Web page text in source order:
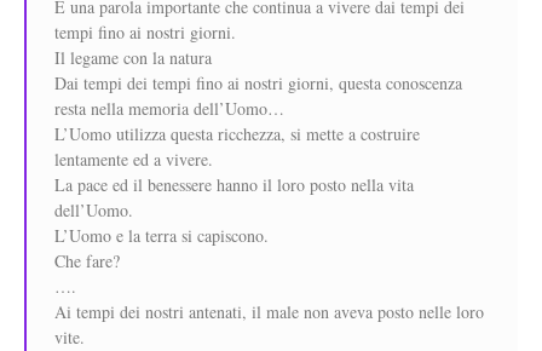
È una parola importante che continua a vivere dai tempi dei
tempi fino ai nostri giorni.
Il legame con la natura
Dai tempi dei tempi fino ai nostri giorni, questa conoscenza
resta nella memoria dell’Uomo…
L’Uomo utilizza questa ricchezza, si mette a costruire
lentamente ed a vivere.
La pace ed il benessere hanno il loro posto nella vita
dell’Uomo.
L’Uomo e la terra si capiscono.
Che fare?
….
Ai tempi dei nostri antenati, il male non aveva posto nelle loro
vite.